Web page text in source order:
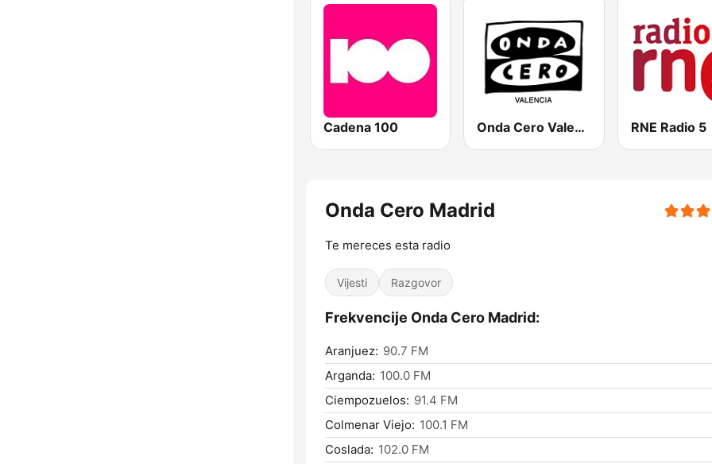
Cadena 100 Onda Cero Valencia RNE Radio 5
Onda Cero Madrid
Te mereces esta radio
Vijesti Razgovor
Frekvencije Onda Cero Madrid:
Aranjuez: 90.7 FM
Arganda: 100.0 FM
Ciempozuelos: 91.4 FM
Colmenar Viejo: 100.1 FM
Coslada: 102.0 FM